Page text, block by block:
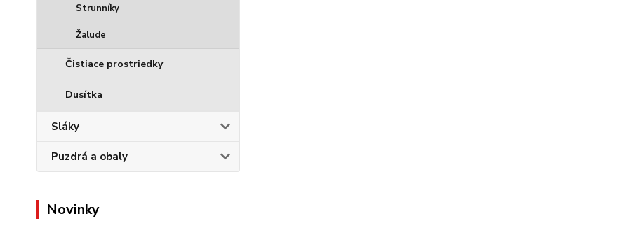
Strunníky
Žalude
Čistiace prostriedky
Dusítka
Sláky
Puzdrá a obaly
Novinky